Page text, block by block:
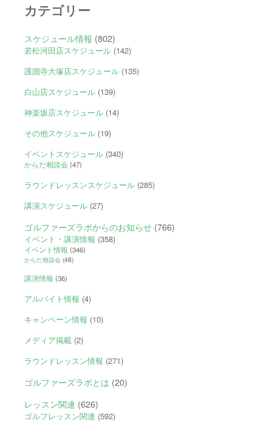
カテゴリー
スケジュール情報 (802)
若松河田店スケジュール(142)
護国寺大塚店スケジュール(135)
白山店スケジュール(139)
神楽坂店スケジュール(14)
その他スケジュール(19)
イベントスケジュール(340)
からだ相談会(47)
ラウンドレッスンスケジュール(285)
講演スケジュール(27)
ゴルファーズラボからのお知らせ(766)
イベント・講演情報 (358)
イベント情報 (346)
からだ相談会(48)
講演情報 (36)
アルバイト情報 (4)
キャンペーン情報 (10)
メディア掲載(2)
ラウンドレッスン情報 (271)
ゴルファーズラボとは (20)
レッスン関連 (626)
ゴルフレッスン関連 (592)